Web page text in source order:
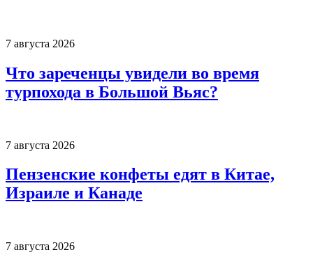
7 августа 2026
Что зареченцы увидели во время
турпохода в Большой Вьяс?
7 августа 2026
Пензенские конфеты едят в Китае,
Израиле и Канаде
7 августа 2026